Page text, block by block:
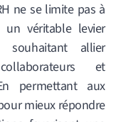
ne se limite pas à
véritable levier
souhaitant allier
et
permettant aux
mieux répondre